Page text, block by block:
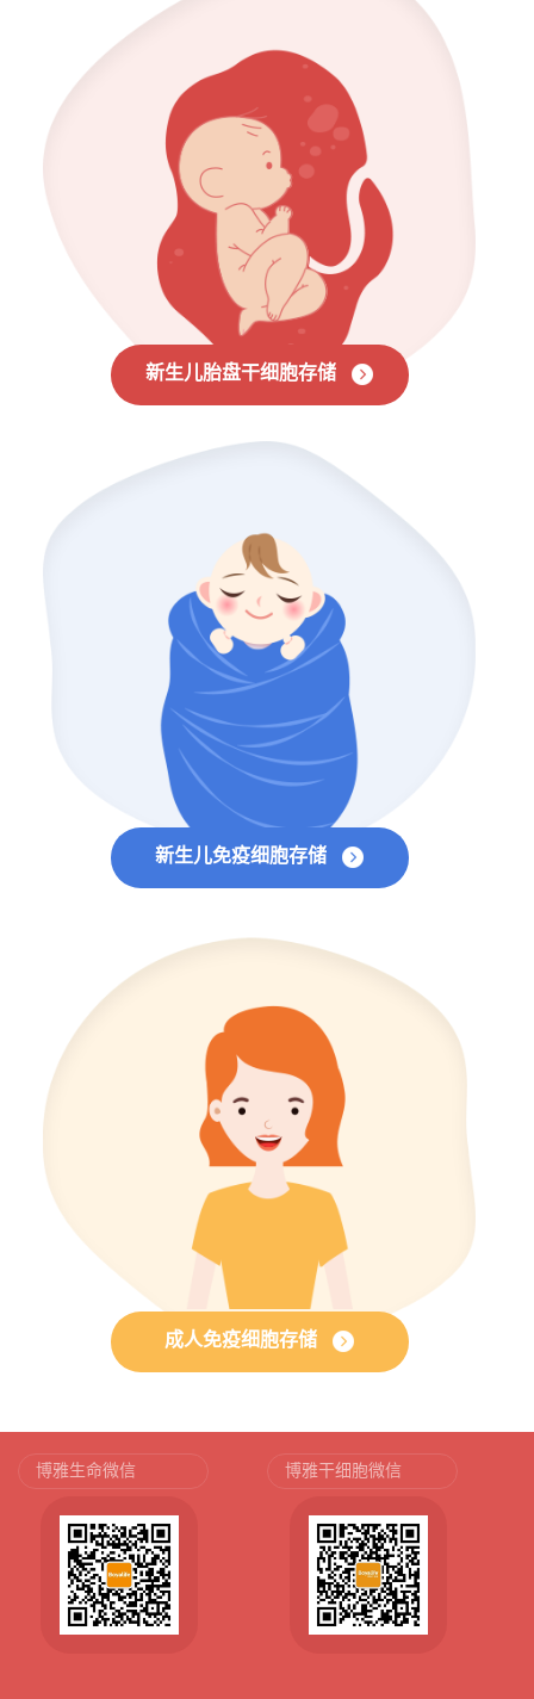
新生儿胎盘干细胞存储
新生儿免疫细胞存储
成人免疫细胞存储
博雅生命微信 博雅干细胞微信